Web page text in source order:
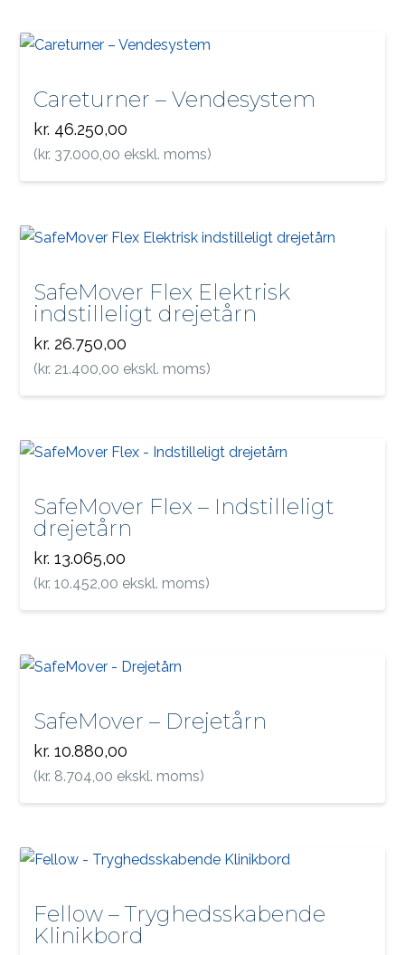
Careturner – Vendesystem
kr. 46.250,00
(kr. 37.000,00 ekskl. moms)
SafeMover Flex Elektrisk
indstilleligt drejetårn
kr. 26.750,00
(kr. 21.400,00 ekskl. moms)
SafeMover Flex – Indstilleligt
drejetårn
kr. 13.065,00
(kr. 10.452,00 ekskl. moms)
SafeMover – Drejetårn
kr. 10.880,00
(kr. 8.704,00 ekskl. moms)
Fellow – Tryghedsskabende
Klinikbord